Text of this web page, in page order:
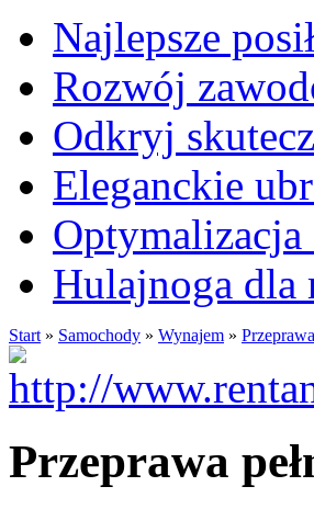
Najlepsze
Rozwój
Odkryj
Eleganckie
Hulajnoga dla
Start » Samochody » Wynajem »
Przeprawa